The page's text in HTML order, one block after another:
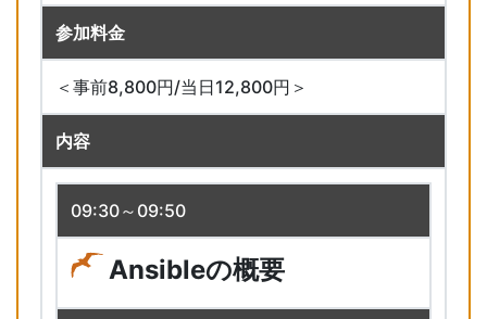
参加料金
＜事前8,800円/当日12,800円＞
内容
09:30～09:50
Ansibleの概要